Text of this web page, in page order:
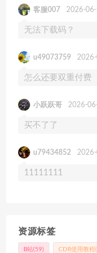
客服007 2026-
无法下载码？
u49073759
怎么还要双重付费
小跃跃哥 2026-
买不了了
u79434852
11111111
资源标签
B站(59) CDR使用教程